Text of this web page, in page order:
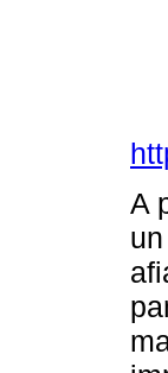
A